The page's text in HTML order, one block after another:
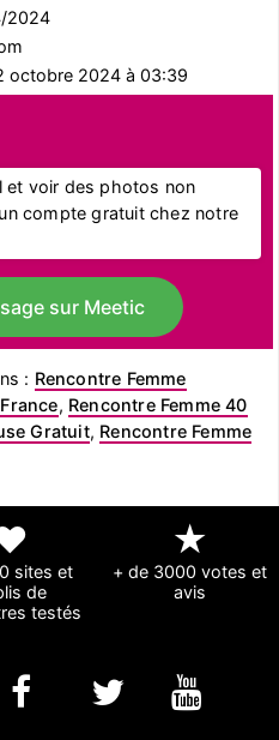
2024
octobre 2024 à 03:39
et voir des photos non
compte gratuit chez notre
sur Meetic
: Rencontre Femme
, Rencontre Femme 40
Gratuit, Rencontre Femme
sites et
de
testés
★
+ de 3000 votes et
avis